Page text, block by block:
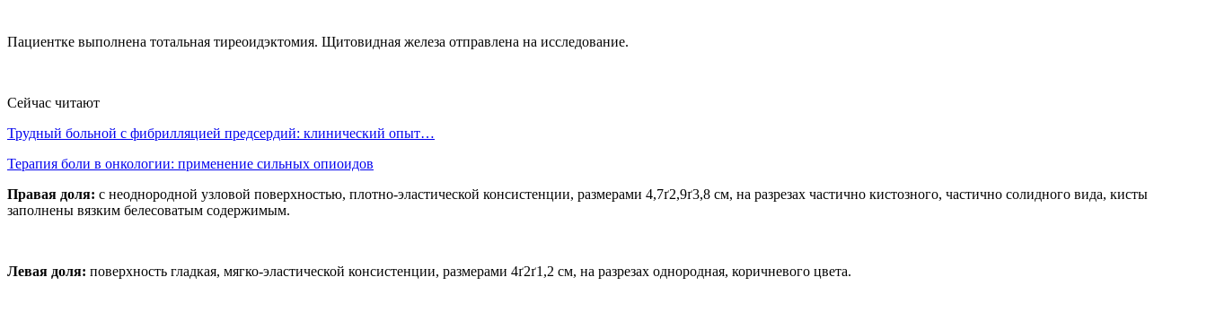
Пациентке выполнена тотальная тиреоидэктомия. Щитовидная железа отправлена на исследование.
Сейчас читают
Трудный больной с фибрилляцией предсердий: клинический опыт…
Терапия боли в онкологии: применение сильных опиоидов
Правая доля: с неоднородной узловой поверхностью, плотно-эластической консистенции, размерами 4,7ґ2,9ґ3,8 см, на разрезах частично кистозного, частично солидного вида, кисты
заполнены вязким белесоватым содержимым.
Левая доля: поверхность гладкая, мягко-эластической консистенции, размерами 4ґ2ґ1,2 см, на разрезах однородная, коричневого цвета.